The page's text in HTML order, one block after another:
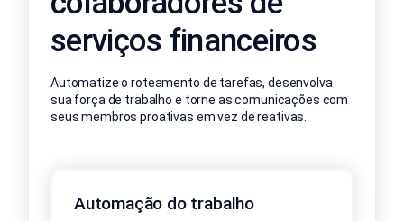
serviços financeiros
Automatize o roteamento de tarefas, desenvolva
sua força de trabalho e torne as comunicações com
seus membros proativas em vez de reativas.
Automação do trabalho